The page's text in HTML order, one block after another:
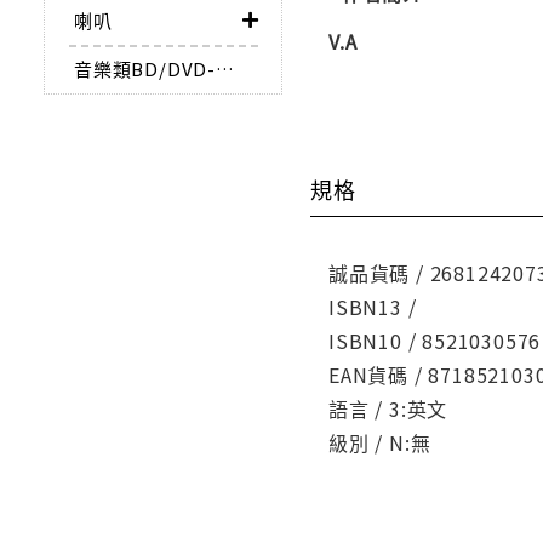
喇叭
音樂類BD/DVD-AUDIO
V.A
規格
誠品貨碼 /
ISBN13 /
ISBN10 / 8521030576
EAN貨碼 /
語言 / 3:英文
級別 / N:無